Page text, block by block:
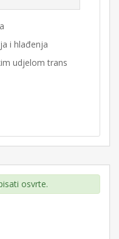
i hlađenja
udjelom trans
osvrte.